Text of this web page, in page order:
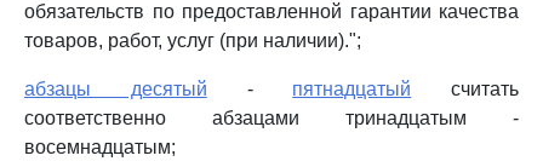
обязательств по предоставленной гарантии качества
товаров, работ, услуг (при наличии).";
абзацы десятый - пятнадцатый считать
соответственно абзацами тринадцатым -
восемнадцатым;